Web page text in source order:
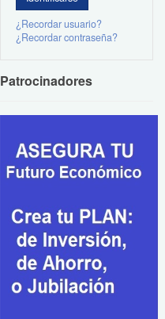
¿Recordar usuario?
¿Recordar contraseña?
Patrocinadores